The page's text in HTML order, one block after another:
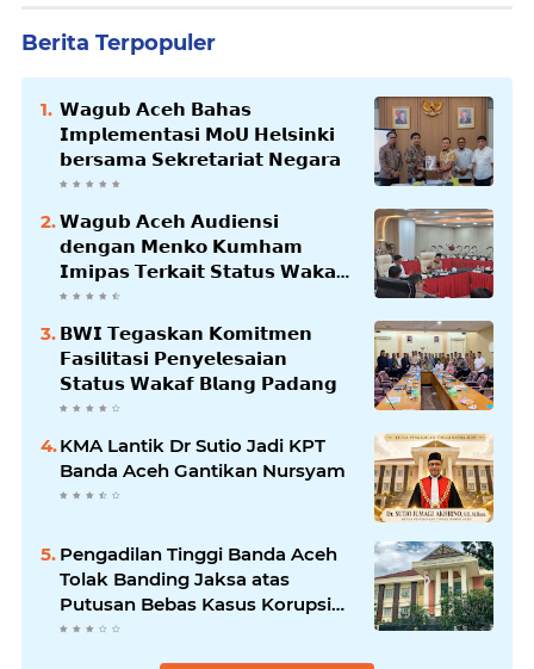
Berita Terpopuler
𝗪𝗮𝗴𝘂𝗯 𝗔𝗰𝗲𝗵 𝗕𝗮𝗵𝗮𝘀
𝗜𝗺𝗽𝗹𝗲𝗺𝗲𝗻𝘁𝗮𝘀𝗶 𝗠𝗼𝗨 𝗛𝗲𝗹𝘀𝗶𝗻𝗸𝗶
𝗯𝗲𝗿𝘀𝗮𝗺𝗮 𝗦𝗲𝗸𝗿𝗲𝘁𝗮𝗿𝗶𝗮𝘁 𝗡𝗲𝗴𝗮𝗿𝗮
𝗪𝗮𝗴𝘂𝗯 𝗔𝗰𝗲𝗵 𝗔𝘂𝗱𝗶𝗲𝗻𝘀𝗶
𝗱𝗲𝗻𝗴𝗮𝗻 𝗠𝗲𝗻𝗸𝗼 𝗞𝘂𝗺𝗵𝗮𝗺
𝗜𝗺𝗶𝗽𝗮𝘀 𝗧𝗲𝗿𝗸𝗮𝗶𝘁 𝗦𝘁𝗮𝘁𝘂𝘀 𝗪𝗮𝗸𝗮𝗳
𝗕𝗹𝗮𝗻𝗴𝗽𝗮𝗱𝗮𝗻𝗴
𝗕𝗪𝗜 𝗧𝗲𝗴𝗮𝘀𝗸𝗮𝗻 𝗞𝗼𝗺𝗶𝘁𝗺𝗲𝗻
𝗙𝗮𝘀𝗶𝗹𝗶𝘁𝗮𝘀𝗶 𝗣𝗲𝗻𝘆𝗲𝗹𝗲𝘀𝗮𝗶𝗮𝗻
𝗦𝘁𝗮𝘁𝘂𝘀 𝗪𝗮𝗸𝗮𝗳 𝗕𝗹𝗮𝗻𝗴 𝗣𝗮𝗱𝗮𝗻𝗴
KMA Lantik Dr Sutio Jadi KPT
Banda Aceh Gantikan Nursyam
Pengadilan Tinggi Banda Aceh
Tolak Banding Jaksa atas
Putusan Bebas Kasus Korupsi
Wastafel